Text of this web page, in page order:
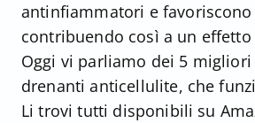
antinfiammatori e
contribuendo così a un
Oggi vi parliamo dei 5
drenanti anticellulite, che
Li trovi tutti disponibili su